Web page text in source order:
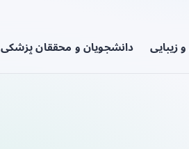
زیبایی دانشجویان و محققان پزشکی